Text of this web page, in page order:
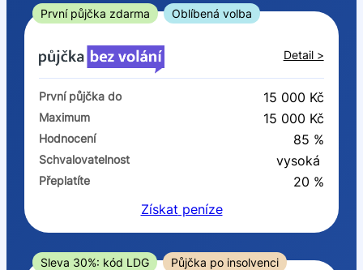
ne
V exekuci
ano
ne
Po insolvenci
V hotovosti
ano
První půjčka zdarma Oblíbená volba
Detail >
První půjčka do 15 000 Kč
Maximum 15 000 Kč
Hodnocení 85 %
Schvalovatelnost vysoká
Přeplatíte
20 %
Získat peníze
Sleva 30%: kód LDG Půjčka po insolvenci